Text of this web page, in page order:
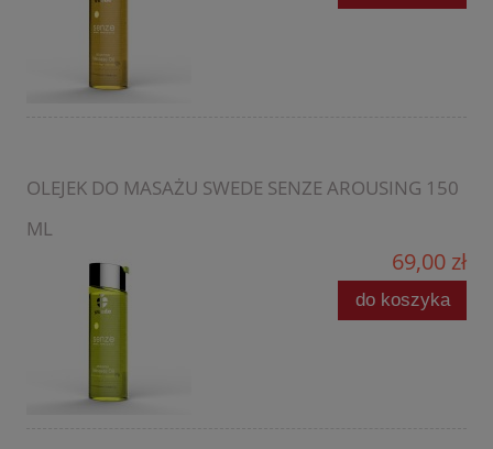
OLEJEK DO MASAŻU SWEDE SENZE AROUSING 150
ML
69,00 zł
do koszyka